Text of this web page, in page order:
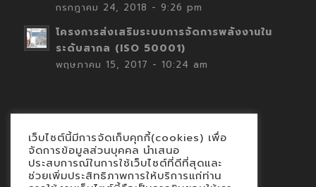
กรกฎาคม 24, 2018 - 9:26 pm
โครงการส่งเสริมระบบการจัดการพลังงานใน
ระดับสากล (ISO 50001)
พฤษภาคม 15, 2017 - 10:24 am
Contact
นโยบายคุกกี้
เว็บไซต์นี้มีการจัดเก็บคุกกี้(cookies) เพื่อ
จัดการข้อมูลส่วนบุคคล นำเสนอ
ประสบการณ์ในการใช้เว็บไซต์ที่ดีที่สุดและ
ช่วยเพิ่มประสิทธิภาพการให้บริการแก่ท่าน